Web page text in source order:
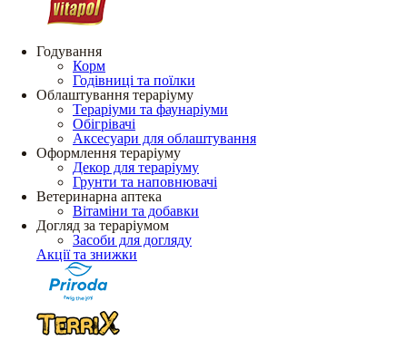
Годування
Корм
Годівниці та поїлки
Облаштування тераріуму
Тераріуми та фаунаріуми
Обігрівачі
Аксесуари для облаштування
Оформлення тераріуму
Декор для тераріуму
Грунти та наповнювачі
Ветеринарна аптека
Вітаміни та добавки
Догляд за тераріумом
Засоби для догляду
Акції та знижки